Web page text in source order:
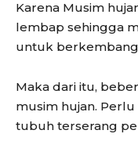
Karena Musim
lembap sehingga
untuk
Maka dari itu,
musim hujan.
tubuh terserang